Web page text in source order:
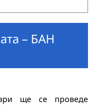
– БАН
ще се проведе